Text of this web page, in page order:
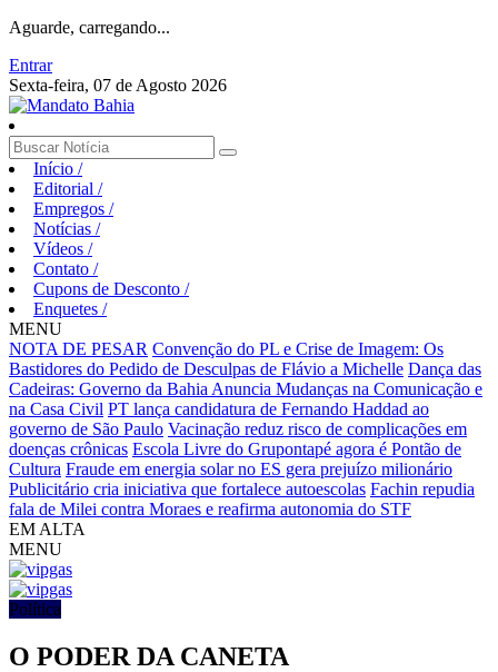
Aguarde, carregando...
Entrar
Sexta-feira, 07 de Agosto 2026
Início /
Editorial /
Empregos /
Notícias /
Vídeos /
Contato /
Cupons de Desconto /
Enquetes /
MENU
NOTA DE PESAR Convenção do PL e Crise de Imagem: Os
Bastidores do Pedido de Desculpas de Flávio a Michelle Dança das
Cadeiras: Governo da Bahia Anuncia Mudanças na Comunicação e
na Casa Civil PT lança candidatura de Fernando Haddad ao
governo de São Paulo Vacinação reduz risco de complicações em
doenças crônicas Escola Livre do Grupontapé agora é Pontão de
Cultura Fraude em energia solar no ES gera prejuízo milionário
Publicitário cria iniciativa que fortalece autoescolas Fachin repudia
fala de Milei contra Moraes e reafirma autonomia do STF
EM ALTA
MENU
Política
O PODER DA CANETA